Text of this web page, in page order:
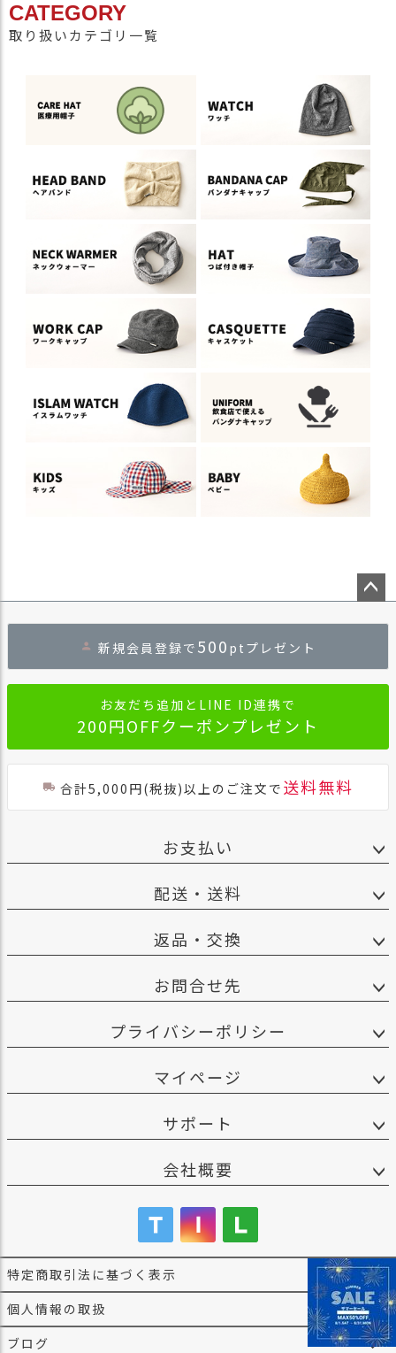
CATEGORY
取り扱いカテゴリ一覧
ジト
へ
新規会員登録で 500 ptプレゼント
お友だち追加とLINE ID連携で
200円OFFクーポンプレゼント
合計5,000円(税抜)以上のご注文で 送料無料
お支払い
配送・送料
返品・交換
お問合せ先
プライバシーポリシー
マイページ
サポート
会社概要
特定商取引法に基づく表示
個人情報の取扱
ブログ